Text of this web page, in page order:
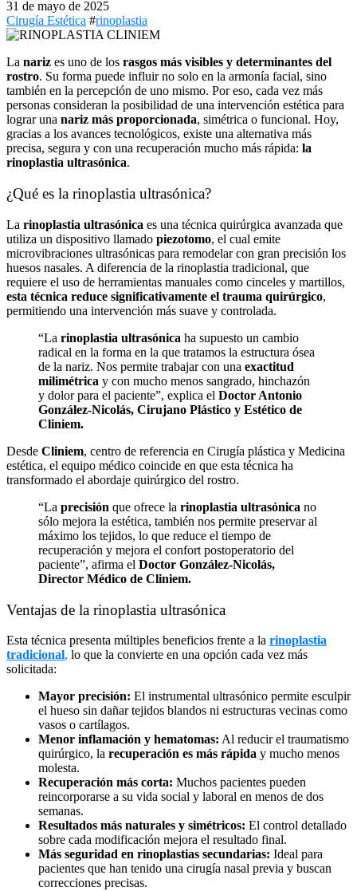
31 de mayo de 2025
Cirugía Estética #rinoplastia
La nariz es uno de los rasgos más visibles y determinantes del
rostro. Su forma puede influir no solo en la armonía facial, sino
también en la percepción de uno mismo. Por eso, cada vez más
personas consideran la posibilidad de una intervención estética para
lograr una nariz más proporcionada, simétrica o funcional. Hoy,
gracias a los avances tecnológicos, existe una alternativa más
precisa, segura y con una recuperación mucho más rápida: la
rinoplastia ultrasónica.
¿Qué es la rinoplastia ultrasónica?
La rinoplastia ultrasónica es una técnica quirúrgica avanzada que
utiliza un dispositivo llamado piezotomo, el cual emite
microvibraciones ultrasónicas para remodelar con gran precisión los
huesos nasales. A diferencia de la rinoplastia tradicional, que
requiere el uso de herramientas manuales como cinceles y martillos,
esta técnica reduce significativamente el trauma quirúrgico,
permitiendo una intervención más suave y controlada.
“La rinoplastia ultrasónica ha supuesto un cambio
radical en la forma en la que tratamos la estructura ósea
de la nariz. Nos permite trabajar con una exactitud
milimétrica y con mucho menos sangrado, hinchazón
y dolor para el paciente”, explica el Doctor Antonio
González-Nicolás, Cirujano Plástico y Estético de
Cliniem.
Desde Cliniem, centro de referencia en Cirugía plástica y Medicina
estética, el equipo médico coincide en que esta técnica ha
transformado el abordaje quirúrgico del rostro.
“La precisión que ofrece la rinoplastia ultrasónica no
sólo mejora la estética, también nos permite preservar al
máximo los tejidos, lo que reduce el tiempo de
recuperación y mejora el confort postoperatorio del
paciente”, afirma el Doctor González-Nicolás,
Director Médico de Cliniem.
Ventajas de la rinoplastia ultrasónica
Esta técnica presenta múltiples beneficios frente a la rinoplastia
tradicional, lo que la convierte en una opción cada vez más
solicitada:
Mayor precisión: El instrumental ultrasónico permite esculpir
el hueso sin dañar tejidos blandos ni estructuras vecinas como
vasos o cartílagos.
Menor inflamación y hematomas: Al reducir el traumatismo
quirúrgico, la recuperación es más rápida y mucho menos
molesta.
Recuperación más corta: Muchos pacientes pueden
reincorporarse a su vida social y laboral en menos de dos
semanas.
Resultados más naturales y simétricos: El control detallado
sobre cada modificación mejora el resultado final.
Más seguridad en rinoplastias secundarias: Ideal para
pacientes que han tenido una cirugía nasal previa y buscan
correcciones precisas.